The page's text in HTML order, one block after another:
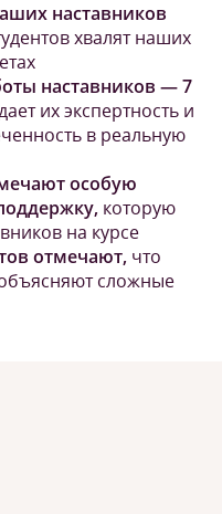
наставников
хвалят наших
наставников — 7
их экспертность и
в реальную
особую
которую
на курсе
отмечают, что
сложные